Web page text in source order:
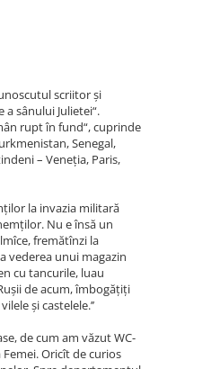
scriitor şi
sânului Julietei“.
rupt în fund“, cuprinde
Senegal,
– Veneţia, Paris,
la invazia militară
Nu e însă un
fremătînzi la
vederea unui magazin
cu tancurile, luau
de acum, îmbogăţiţi
şi castelele.’’
de cum am văzut WC-
Oricît de curios